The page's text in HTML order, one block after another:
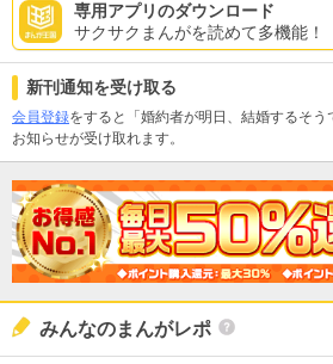
専用アプリのダウンロード
サクサクまんがを読めて多機能！
新刊通知を受け取る
会員登録をすると「婚約者が明日、結婚するそ
お知らせが受け取れます。
みんなのまんがレポ